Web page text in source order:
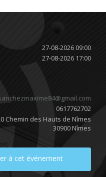
27-08-2026 09:00
27-08-2026 17:00
0617762702
Chemin des Hauts de Nîmes
30900 Nîmes
à cet événement